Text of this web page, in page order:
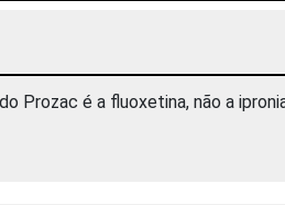
Prozac é a fluoxetina, não a